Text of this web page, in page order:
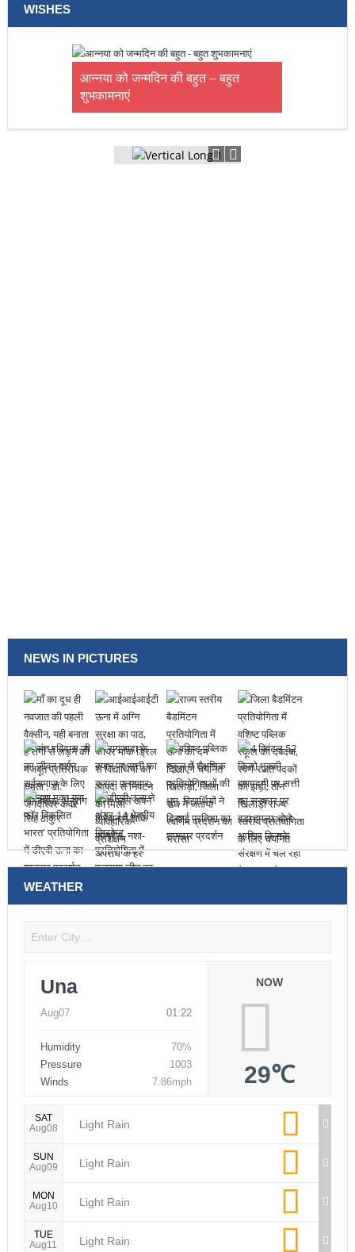
WISHES
आन्नया को जन्मदिन की बहुत – बहुत
शुभकामनाएं
NEWS IN PICTURES
WEATHER
Una
Aug07 01:22
Humidity
70%
Pressure
1003
Winds
7.86mph
NOW
29℃
SAT
Aug08
Light Rain
SUN
Aug09
Light Rain
MON
Aug10
Light Rain
TUE
Aug11
Light Rain